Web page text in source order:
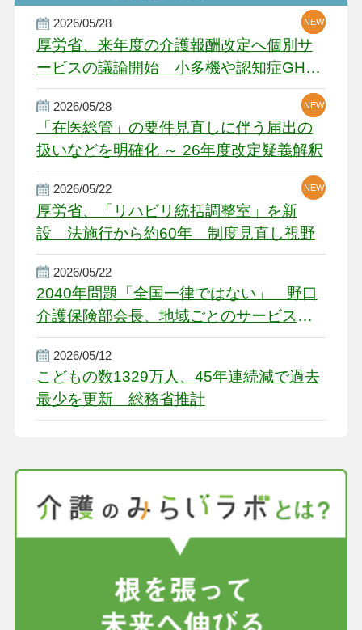
2026/05/28
厚労省、来年度の介護報酬改定へ個別サ
ービスの議論開始 小多機や認知症GH、
厳しい経営環境に危機感
NEW
NEW
NEW
2026/05/28
「在医総管」の要件見直しに伴う届出の
扱いなどを明確化 ～ 26年度改定疑義解釈
NEW
NEW
2026/05/22
厚労省、「リハビリ統括調整室」を新
設 法施行から約60年 制度見直し視野
NEW
2026/05/22
2040年問題「全国一律ではない」 野口
介護保険部会長、地域ごとのサービス基
盤整備を促す
2026/05/12
こどもの数1329万人、45年連続減で過去
最少を更新 総務省推計